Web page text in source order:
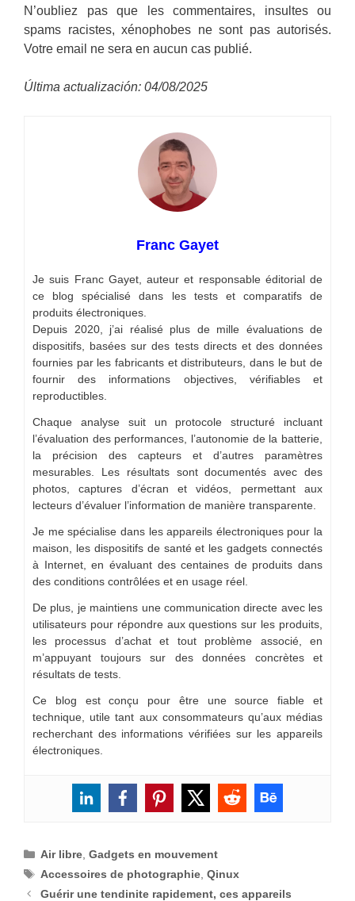
N’oubliez pas que les commentaires, insultes ou
spams racistes, xénophobes ne sont pas autorisés.
Votre email ne sera en aucun cas publié.
Última actualización: 04/08/2025
Franc Gayet
Je suis Franc Gayet, auteur et responsable éditorial de
ce blog spécialisé dans les tests et comparatifs de
produits électroniques.
Depuis 2020, j’ai réalisé plus de mille évaluations de
dispositifs, basées sur des tests directs et des données
fournies par les fabricants et distributeurs, dans le but de
fournir des informations objectives, vérifiables et
reproductibles.
Chaque analyse suit un protocole structuré incluant
l’évaluation des performances, l’autonomie de la batterie,
la précision des capteurs et d’autres paramètres
mesurables. Les résultats sont documentés avec des
photos, captures d’écran et vidéos, permettant aux
lecteurs d’évaluer l’information de manière transparente.
Je me spécialise dans les appareils électroniques pour la
maison, les dispositifs de santé et les gadgets connectés
à Internet, en évaluant des centaines de produits dans
des conditions contrôlées et en usage réel.
De plus, je maintiens une communication directe avec les
utilisateurs pour répondre aux questions sur les produits,
les processus d’achat et tout problème associé, en
m’appuyant toujours sur des données concrètes et
résultats de tests.
Ce blog est conçu pour être une source fiable et
technique, utile tant aux consommateurs qu’aux médias
recherchant des informations vérifiées sur les appareils
électroniques.
Catégories
Air libre ,Gadgets en mouvement
Étiquettes
Accessoires de photographie ,Qinux
Guérir une tendinite rapidement, ces appareils